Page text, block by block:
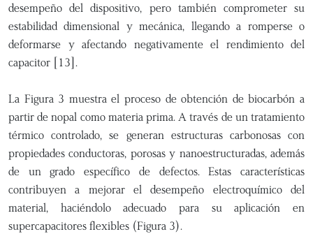
desempeño del dispositivo, pero también comprometer su
estabilidad dimensional y mecánica, llegando a romperse o
deformarse y afectando negativamente el rendimiento del
capacitor [13].
La Figura 3 muestra el proceso de obtención de biocarbón a
partir de nopal como materia prima. A través de un tratamiento
térmico controlado, se generan estructuras carbonosas con
propiedades conductoras, porosas y nanoestructuradas, además
de un grado específico de defectos. Estas características
contribuyen a mejorar el desempeño electroquímico del
material, haciéndolo adecuado para su aplicación en
supercapacitores flexibles (Figura 3).